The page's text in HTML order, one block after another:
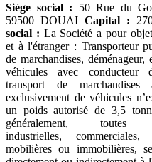
Siège social : 50 Rue du
59500 DOUAI Capital :
social : La Société a pour
et à l'étranger : Transporteur
de marchandises, déménageur,
véhicules avec conducteur
transport de marchandises
exclusivement de véhicules
un poids autorisé de 3,5
généralement, toutes
industrielles, commerciales,
mobilières ou immobilières,